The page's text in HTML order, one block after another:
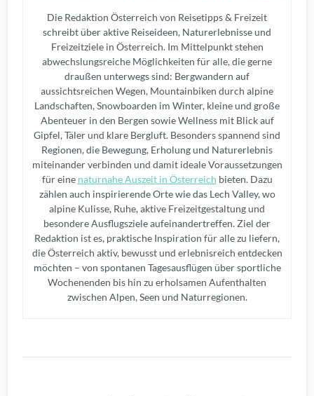
Die Redaktion Österreich von Reisetipps & Freizeit
schreibt über aktive Reiseideen, Naturerlebnisse und
Freizeitziele in Österreich. Im Mittelpunkt stehen
abwechslungsreiche Möglichkeiten für alle, die gerne
draußen unterwegs sind: Bergwandern auf
aussichtsreichen Wegen, Mountainbiken durch alpine
Landschaften, Snowboarden im Winter, kleine und große
Abenteuer in den Bergen sowie Wellness mit Blick auf
Gipfel, Täler und klare Bergluft. Besonders spannend sind
Regionen, die Bewegung, Erholung und Naturerlebnis
miteinander verbinden und damit ideale Voraussetzungen
für eine naturnahe Auszeit in Österreich bieten. Dazu
zählen auch inspirierende Orte wie das Lech Valley, wo
alpine Kulisse, Ruhe, aktive Freizeitgestaltung und
besondere Ausflugsziele aufeinandertreffen. Ziel der
Redaktion ist es, praktische Inspiration für alle zu liefern,
die Österreich aktiv, bewusst und erlebnisreich entdecken
möchten – von spontanen Tagesausflügen über sportliche
Wochenenden bis hin zu erholsamen Aufenthalten
zwischen Alpen, Seen und Naturregionen.